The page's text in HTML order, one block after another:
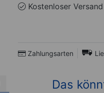
Kostenloser
Zahlungsarten
Das